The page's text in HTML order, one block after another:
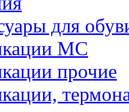
для
МС
прочие